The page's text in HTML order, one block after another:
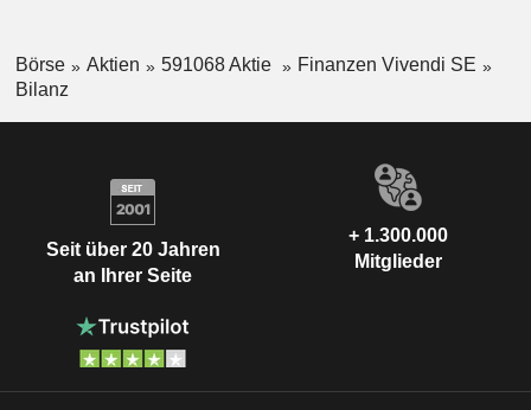
Börse Aktien 591068 Aktie
Finanzen Vivendi SE
Bilanz
Seit über 20 Jahren
an Ihrer Seite
+ 1.300.000
Mitglieder